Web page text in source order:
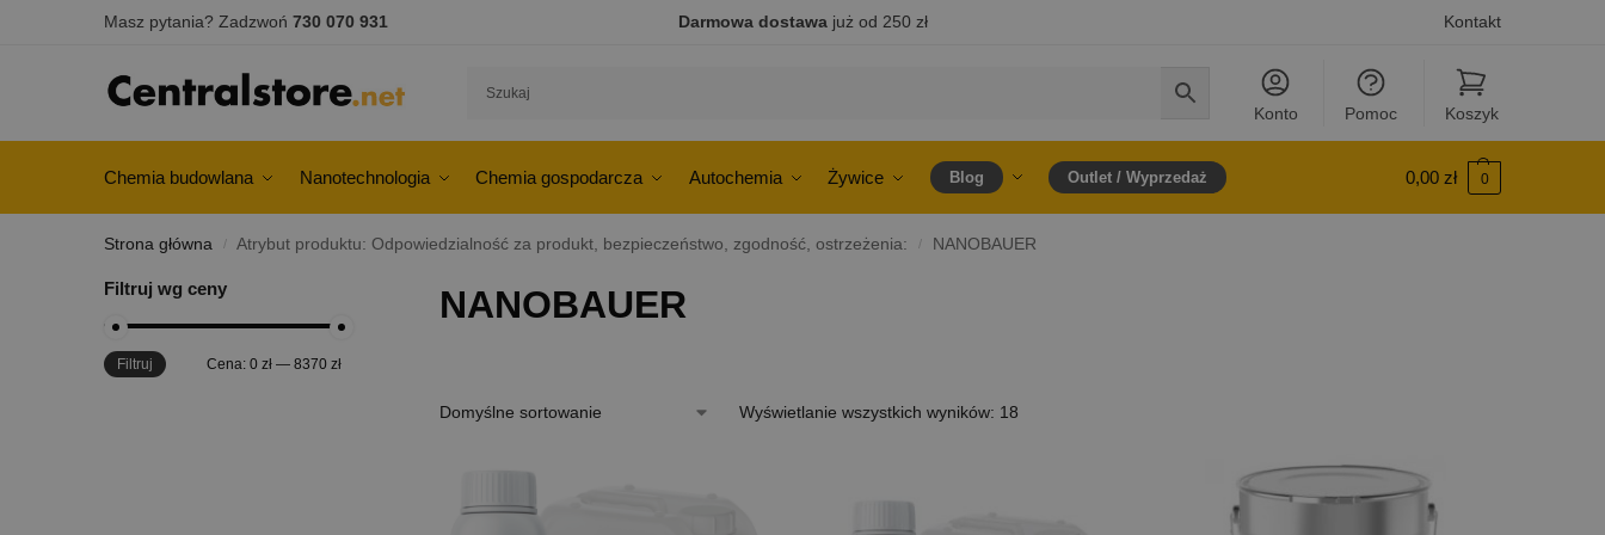
Masz pytania? Zadzwoń 730 070 931 Darmowa dostawajuż od 250 zł Kontakt
Konto Pomoc Koszyk
Chemia budowlana Nanotechnologia Chemia gospodarcza Autochemia Żywice Blog Outlet / Wyprzedaż 0,00 zł 0
Strona główna / Atrybut produktu: Odpowiedzialność za produkt, bezpieczeństwo, zgodność, ostrzeżenia: / NANOBAUER
NANOBAUER
Wyświetlanie wszystkich wyników: 18
Filtruj wg ceny
Filtruj Cena: 0 zł— 8370 zł